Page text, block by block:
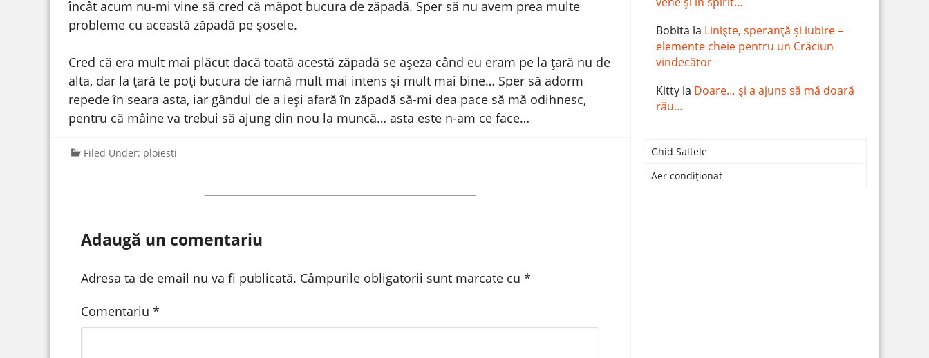
încât acum nu-mi vine să cred că măpot bucura de zăpadă. Sper să nu avem prea multe
probleme cu această zăpadă pe șosele.
Cred că era mult mai plăcut dacă toată acestă zăpadă se așeza când eu eram pe la țară nu de
alta, dar la țară te poți bucura de iarnă mult mai intens și mult mai bine… Sper să adorm
repede în seara asta, iar gândul de a ieși afară în zăpadă să-mi dea pace să mă odihnesc,
pentru că mâine va trebui să ajung din nou la muncă… asta este n-am ce face…
Filed Under: ploiesti
Adaugă un comentariu
Adresa ta de email nu va fi publicată. Câmpurile obligatorii sunt marcate cu *
Comentariu *
Bobita la Liniște, speranță și iubire –
elemente cheie pentru un Crăciun
vindecător
Kitty la Doare… și a ajuns să mă doară
rău…
Ghid Saltele
Aer condiționat